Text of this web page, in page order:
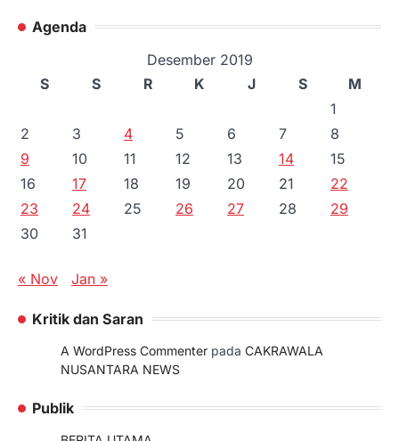
Agenda
Desember 2019
S
S R K J S
M
1
2
3 4 5 6 7
8
9
10 11 12 13 14
15
16
17 18 19 20 21
22
23
24 25 26 27 28
29
30
31
« Nov Jan »
Kritik dan Saran
A WordPress Commenter pada CAKRAWALA
NUSANTARA NEWS
Publik